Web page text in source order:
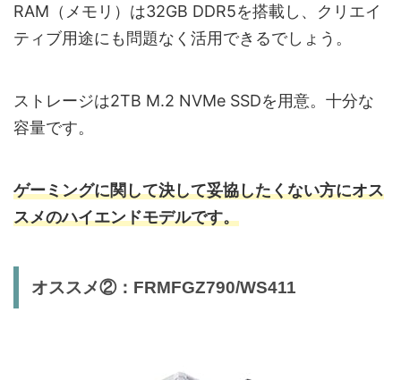
RAM（メモリ）は32GB DDR5を搭載し、クリエイ
ティブ用途にも問題なく活用できるでしょう。
ストレージは2TB M.2 NVMe SSDを用意。十分な
容量です。
ゲーミングに関して決して妥協したくない方にオス
スメのハイエンドモデルです。
オススメ②：FRMFGZ790/WS411